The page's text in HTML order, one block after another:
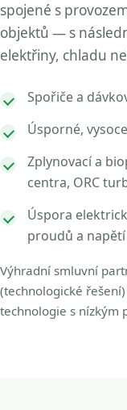
spojené s
objektů — s
elektřiny, chladu
Spořiče a
Úsporné,
Zplynovací a
centra, ORC
Úspora
proudů a napětí
Výhradní smluvní
(technologické
technologie s nízkým